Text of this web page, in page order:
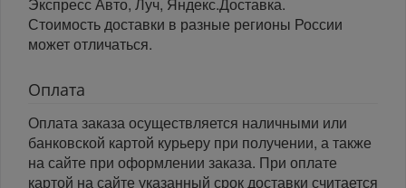
Экспресс Авто, Луч, Яндекс.Доставка.
Стоимость доставки в разные регионы России
может отличаться.
Оплата
Оплата заказа осуществляется наличными или
банковской картой курьеру при получении, а также
на сайте при оформлении заказа. При оплате
картой на сайте указанный срок доставки считается